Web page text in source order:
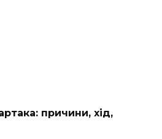
причини, хід,